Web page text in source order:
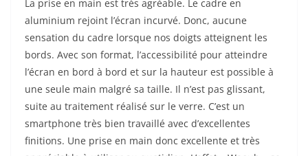
La prise en main est très agréable. Le cadre en
aluminium rejoint l’écran incurvé. Donc, aucune
sensation du cadre lorsque nos doigts atteignent les
bords. Avec son format, l’accessibilité pour atteindre
l’écran en bord à bord et sur la hauteur est possible à
une seule main malgré sa taille. Il n’est pas glissant,
suite au traitement réalisé sur le verre. C’est un
smartphone très bien travaillé avec d’excellentes
finitions. Une prise en main donc excellente et très